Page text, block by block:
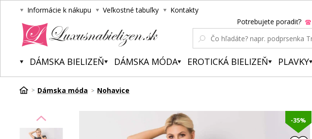
Informácie k nákupu Veľkostné tabuľky Kontakty
Potrebujete poradiť?
DÁMSKA BIELIZEŇ DÁMSKA MÓDA EROTICKÁ BIELIZEŇ PLAVKY
Dámska móda Nohavice
-35%